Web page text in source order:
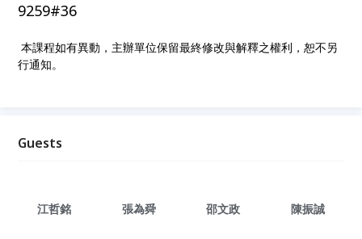
9259#36
本課程如有異動，主辦單位保留最終修改與解釋之權利，恕不另
行通知。
Guests
江哲銘 張為舜 邵文政 陳振誠